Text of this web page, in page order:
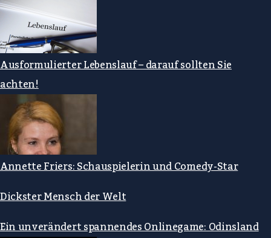
Ausformulierter Lebenslauf – darauf sollten Sie
achten!
Annette Friers: Schauspielerin und Comedy-Star
Dickster Mensch der Welt
Ein unverändert spannendes Onlinegame: Odinsland